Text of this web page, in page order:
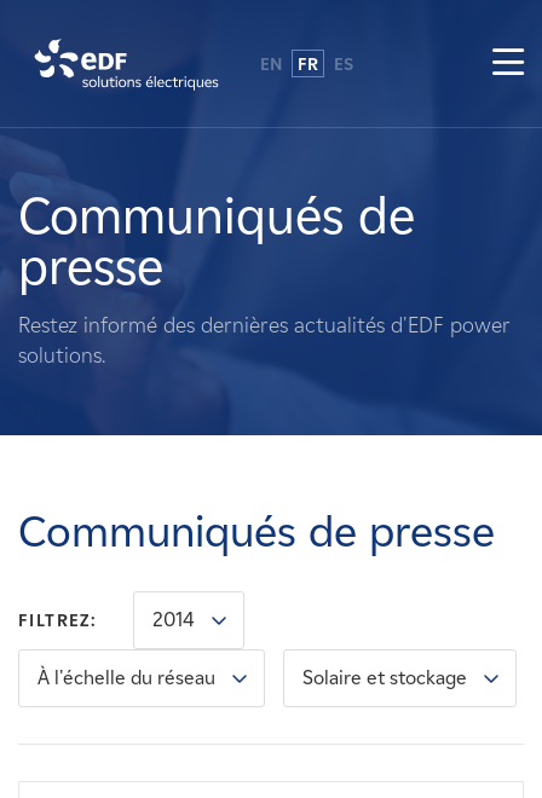
A propos de nous
Ce que nous faisons
Propriétaires fonciers
Carrières
Nouvelles
Contactez-nous
EN FR ES
Communiqués de
presse
Restez informé des dernières actualités d'EDF power
solutions.
Communiqués de presse
FILTREZ: 2014
À l'échelle du réseau Solaire et stockage